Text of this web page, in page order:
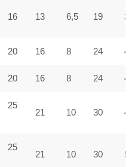
16 13 6,5 19 35
20 16 8 24 40
20 16 8 24 45
25
21 10 30 45
25
21 10 30 55